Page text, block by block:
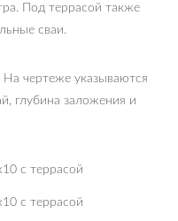
Под террасой также
сваи.
На чертеже указываются
глубина заложения и